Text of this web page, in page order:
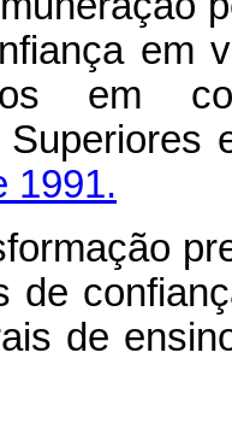
em
em
1991.
de
de